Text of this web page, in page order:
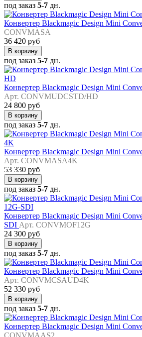
под заказ 5-7 дн.
Конвертер Blackmagic Design Mini
CONVMASA
36 420 руб
В корзину
под заказ 5-7 дн.
Конвертер Blackmagic Design Mini
Арт. CONVMUDCSTD/HD
24 800 руб
В корзину
под заказ 5-7 дн.
Конвертер Blackmagic Design Mini
Арт. CONVMASA4K
53 330 руб
В корзину
под заказ 5-7 дн.
Конвертер Blackmagic Design Mini
SDI Арт. CONVMOF12G
24 300 руб
В корзину
под заказ 5-7 дн.
Конвертер Blackmagic Design Mini
Арт. CONVMCSAUD4K
52 330 руб
В корзину
под заказ 5-7 дн.
Конвертер Blackmagic Design Mini
CONVMAAS2